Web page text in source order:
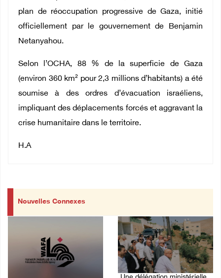
plan de réoccupation progressive de Gaza, initié
officiellement par le gouvernement de Benjamin
Netanyahou.
Selon l’OCHA, 88 % de la superficie de Gaza
(environ 360 km² pour 2,3 millions d’habitants) a été
soumise à des ordres d’évacuation israéliens,
impliquant des déplacements forcés et aggravant la
crise humanitaire dans le territoire.
H.A
Nouvelles Connexes